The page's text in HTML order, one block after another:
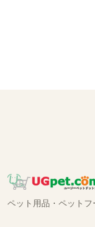
ペット用品・ペット